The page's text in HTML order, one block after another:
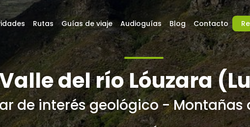
del río Lóuzara
de interés geológico - Montañas
Rutas Guías de viaje Audioguías Blog Contacto